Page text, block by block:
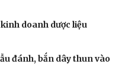
doanh dược liệu
đánh, bắn dây thun vào